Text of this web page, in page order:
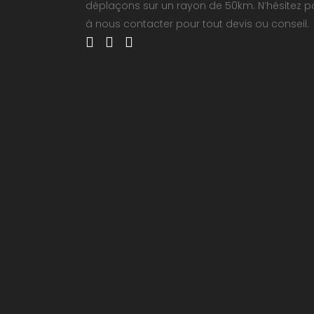
déplaçons sur un rayon de 50km. N’hésitez
à nous contacter pour tout devis ou conseil.